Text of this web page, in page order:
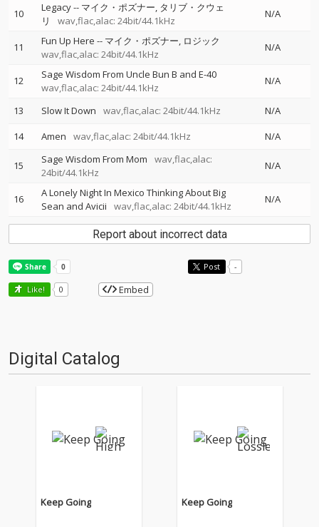
10 Legacy-- マイク・ポズナー タリブ・クウェ
リ
wav,flac,alac: 24bit/44.1kHz
N/A
11 Fun Up Here -- マイク・ポズナー ロジック
wav,flac,alac: 24bit/44.1kHz
N/A
12
Sage Wisdom From Uncle Bun B and E-40
wav,flac,alac: 24bit/44.1kHz
N/A
13 Slow It Down wav,flac,alac: 24bit/44.1kHz
N/A
14
Amen wav,flac,alac: 24bit/44.1kHz N/A
15 Sage Wisdom From Mom
wav,flac,alac:
24bit/44.1kHz
N/A
16
A Lonely Night In Mexico Thinking About Big
Sean and Avicii
wav,flac,alac: 24bit/44.1kHz
N/A
Report about incorrect data
Post -
Like! 0 Embed
Digital Catalog
Keep Going Keep Going